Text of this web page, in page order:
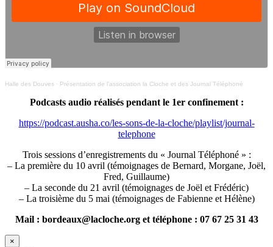
Halle des Douves · Présentation de l’association la Cloche et des Journal Téléphoné
Podcasts audio réalisés pendant le 1er confinement :
https://podcast.ausha.co/les-sons-de-la-cloche/playlist/journal-
telephone
Trois sessions d’enregistrements du « Journal Téléphoné » :
– La première du 10 avril (témoignages de Bernard, Morgane, Joël,
Fred, Guillaume)
– La seconde du 21 avril (témoignages de Joël et Frédéric)
– La troisième du 5 mai (témoignages de Fabienne et Hélène)
Mail : bordeaux@lacloche.org et téléphone : 07 67 25 31 43
×